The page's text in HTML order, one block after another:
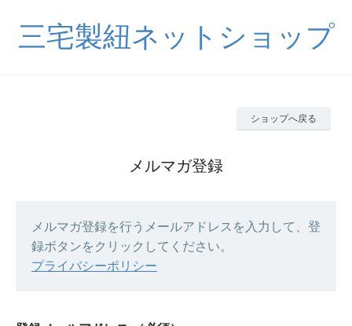
三宅製紐ネットショップ
ショップへ戻る
メルマガ登録
メルマガ登録を行うメールアドレスを入力して、登
録ボタンをクリックしてください。
プライバシーポリシー